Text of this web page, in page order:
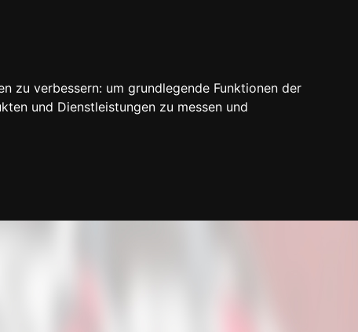
zu verbessern: um grundlegende Funktionen der
und Dienstleistungen zu messen und